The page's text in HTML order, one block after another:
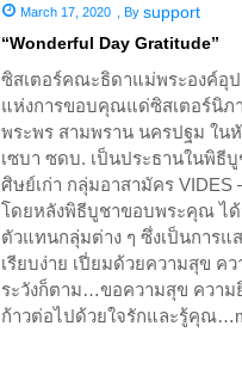
March 17, 2020 By support
“Wonderful Day Gratitude”
ซิสเตอร์คณะธิดาแม่พระองค์อุป
แห่งการขอบคุณแด่ซิสเตอร์นิภ
พระพร สามพราน นครปฐม ใน
เซบา ซดบ. เป็นประธานในพิธี
ศิษย์เก่า กลุ่มอาสามัคร
โดยหลังพิธีบูชาขอบพระคุณ ไ
ตัวแทนกลุ่มต่าง ๆ ซึ่งเป็นการแ
เรียบง่าย เปี่ยมด้วยความสุข
ระวังก็ตาม…ขอความสุข ความ
ก้าวต่อไปด้วยใจรักและรู้คุณ